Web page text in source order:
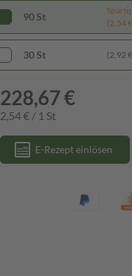
90 St
(2,54
30 St (2,92
228,67 €
2,54 € / 1 St
E-Rezept einlösen